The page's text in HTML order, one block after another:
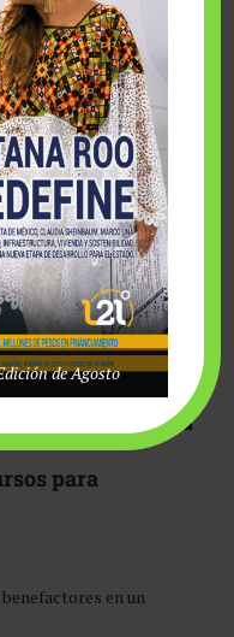
unieron
de una …
para
en un
de Agosto